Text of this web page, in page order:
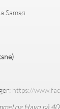
Samsø
https://
og Havn på